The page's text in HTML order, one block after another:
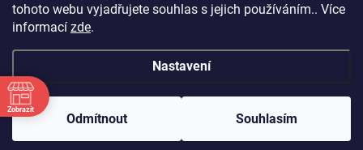
tohoto webu vyjadřujete souhlas s jejich používáním.. Více
informací zde.
Nastavení
Odmítnout Souhlasím
770192683
Vytvořil Shoptet
Copyright 2026 . Všechna práva vyhrazena.
Zobrazit